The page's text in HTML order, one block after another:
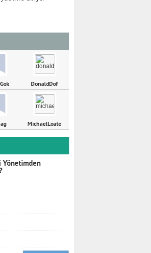
DonaldDof
MichaelLoate
Yönetimden